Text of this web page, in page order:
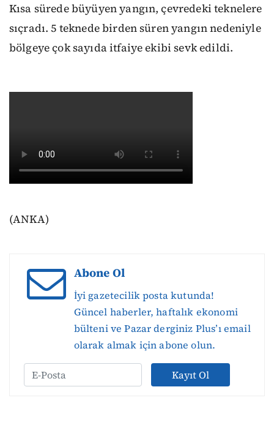
Kısa sürede büyüyen yangın, çevredeki teknelere
sıçradı. 5 teknede birden süren yangın nedeniyle
bölgeye çok sayıda itfaiye ekibi sevk edildi.
(ANKA)
Abone Ol
İyi gazetecilik posta kutunda!
Güncel haberler, haftalık ekonomi
bülteni ve Pazar derginiz Plus’ı email
olarak almak için abone olun.
Kayıt Ol